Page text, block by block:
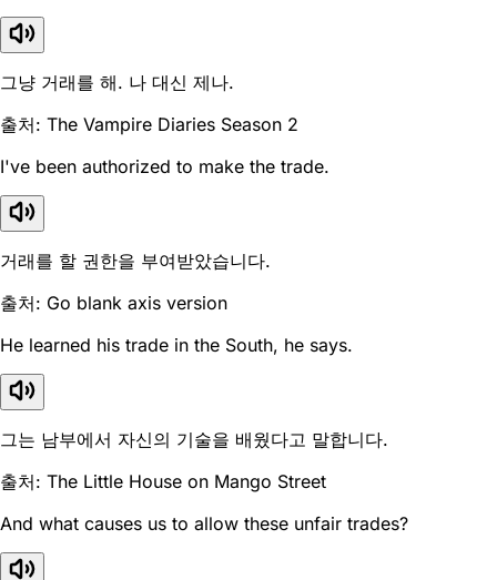
그냥 거래를 해. 나 대신 제나.
출처: The Vampire Diaries Season 2
I've been authorized to make the trade.
거래를 할 권한을 부여받았습니다.
출처: Go blank axis version
He learned his trade in the South, he says.
그는 남부에서 자신의 기술을 배웠다고 말합니다.
출처: The Little House on Mango Street
And what causes us to allow these unfair trades?